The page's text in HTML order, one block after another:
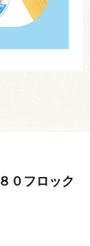
０フロック